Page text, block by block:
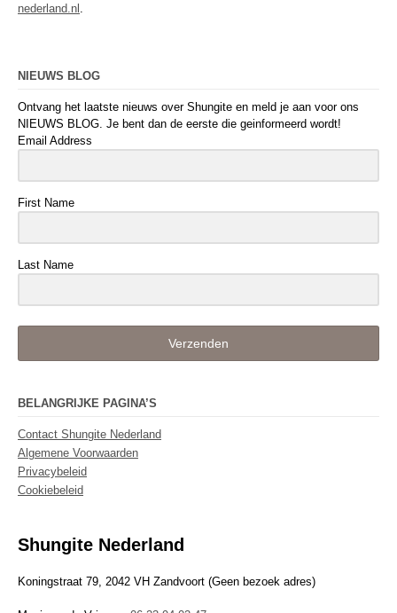
nederland.nl
NIEUWS BLOG
Ontvang het laatste nieuws over Shungite en meld je aan voor ons
NIEUWS BLOG. Je bent dan de eerste die geinformeerd wordt!
Email Address
First Name
Last Name
Verzenden
BELANGRIJKE PAGINA’S
Contact Shungite Nederland
Algemene Voorwaarden
Privacybeleid
Cookiebeleid
Shungite Nederland
Koningstraat 79, 2042 VH Zandvoort (Geen bezoek adres)